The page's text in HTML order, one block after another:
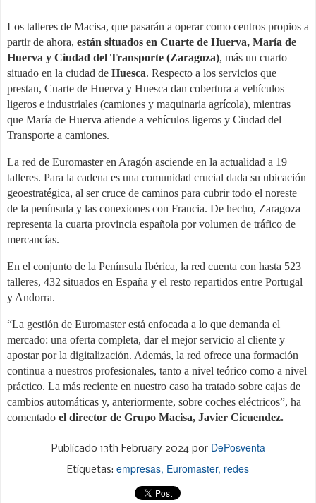
Los talleres de Macisa, que pasarán a operar como centros propios a
partir de ahora, están situados en Cuarte de Huerva, María de
Huerva y Ciudad del Transporte (Zaragoza), más un cuarto
situado en la ciudad de Huesca. Respecto a los servicios que
prestan, Cuarte de Huerva y Huesca dan cobertura a vehículos
ligeros e industriales (camiones y maquinaria agrícola), mientras
que María de Huerva atiende a vehículos ligeros y Ciudad del
Transporte a camiones.
La red de Euromaster en Aragón asciende en la actualidad a 19
talleres. Para la cadena es una comunidad crucial dada su ubicación
geoestratégica, al ser cruce de caminos para cubrir todo el noreste
de la península y las conexiones con Francia. De hecho, Zaragoza
representa la cuarta provincia española por volumen de tráfico de
mercancías.
En el conjunto de la Península Ibérica, la red cuenta con hasta 523
talleres, 432 situados en España y el resto repartidos entre Portugal
y Andorra.
“La gestión de Euromaster está enfocada a lo que demanda el
mercado: una oferta completa, dar el mejor servicio al cliente y
apostar por la digitalización. Además, la red ofrece una formación
continua a nuestros profesionales, tanto a nivel teórico como a nivel
práctico. La más reciente en nuestro caso ha tratado sobre cajas de
cambios automáticas y, anteriormente, sobre coches eléctricos”, ha
comentado el director de Grupo Macisa, Javier Cicuendez.
Publicado 13th February 2024por DePosventa
Etiquetas: empresas Euromaster redes